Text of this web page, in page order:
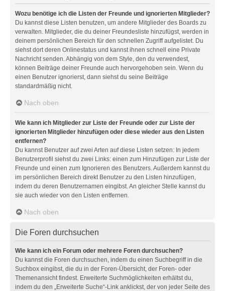
Wozu benötige ich die Listen der Freunde und ignorierten Mitglieder?
Du kannst diese Listen benutzen, um andere Mitglieder des Boards zu
verwalten. Mitglieder, die du deiner Freundesliste hinzufügst, werden in
deinem persönlichen Bereich für den schnellen Zugriff aufgelistet. Du
siehst dort deren Onlinestatus und kannst ihnen schnell eine Private
Nachricht senden. Abhängig von dem Style, den du verwendest,
können Beiträge deiner Freunde auch hervorgehoben sein. Wenn du
einen Benutzer ignorierst, dann siehst du seine Beiträge
standardmäßig nicht.
Nach oben
Wie kann ich Mitglieder zur Liste der Freunde oder zur Liste der
ignorierten Mitglieder hinzufügen oder diese wieder aus den Listen
entfernen?
Du kannst Benutzer auf zwei Arten auf diese Listen setzen: In jedem
Benutzerprofil siehst du zwei Links: einen zum Hinzufügen zur Liste der
Freunde und einen zum Ignorieren des Benutzers. Außerdem kannst du
im persönlichen Bereich direkt Benutzer zu den Listen hinzufügen,
indem du deren Benutzernamen eingibst. An gleicher Stelle kannst du
sie auch wieder von den Listen entfernen.
Nach oben
Die Foren durchsuchen
Wie kann ich ein Forum oder mehrere Foren durchsuchen?
Du kannst die Foren durchsuchen, indem du einen Suchbegriff in die
Suchbox eingibst, die du in der Foren-Übersicht, der Foren- oder
Themenansicht findest. Erweiterte Suchmöglichkeiten erhältst du,
indem du den „Erweiterte Suche“-Link anklickst, der von jeder Seite des